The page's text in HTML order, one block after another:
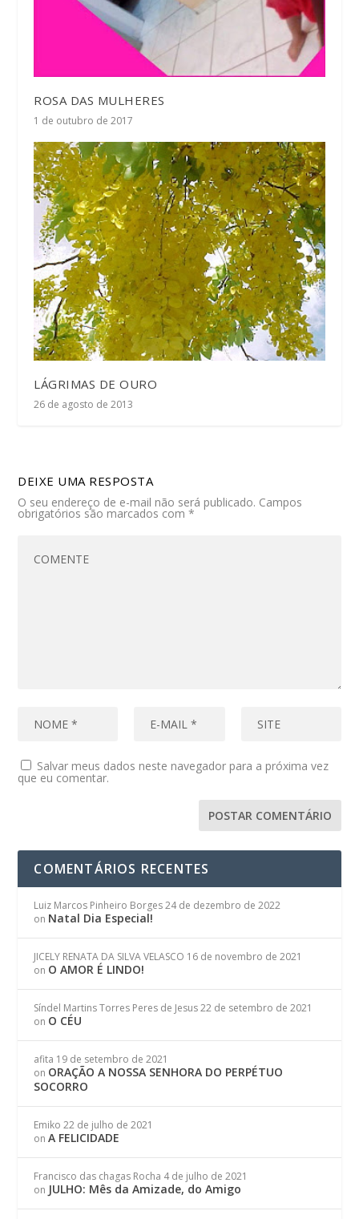
ROSA DAS MULHERES
1 de outubro de 2017
LÁGRIMAS DE OURO
26 de agosto de 2013
DEIXE UMA RESPOSTA
O seu endereço de e-mail não será publicado. Campos
obrigatórios são marcados com*
Salvar meus dados neste navegador para a próxima vez
que eu comentar.
COMENTÁRIOS RECENTES
Luiz Marcos Pinheiro Borges 24 de dezembro de 2022
on Natal Dia Especial!
JICELY RENATA DA SILVA VELASCO 16 de novembro de 2021
on O AMOR É LINDO!
Síndel Martins Torres Peres de Jesus 22 de setembro de 2021
on O CÉU
afita 19 de setembro de 2021
on ORAÇÃO A NOSSA SENHORA DO PERPÉTUO
SOCORRO
Emiko 22 de julho de 2021
onA FELICIDADE
Francisco das chagas Rocha 4 de julho de 2021
on JULHO: Mês da Amizade, do Amigo